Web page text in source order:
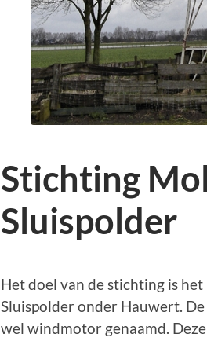
Stichting
Sluispolder
Het doel van de stichting is
Sluispolder onder Hauwert.
wel windmotor genaamd.